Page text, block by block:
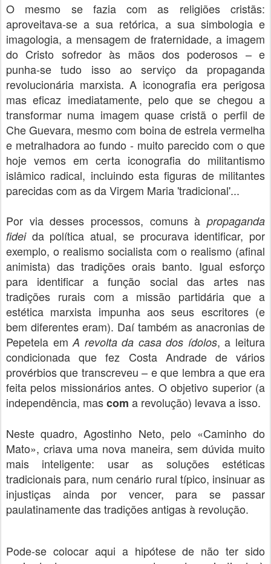
O mesmo se fazia com as religiões cristãs:
aproveitava-se a sua retórica, a sua simbologia e
imagologia, a mensagem de fraternidade, a imagem
do Cristo sofredor às mãos dos poderosos – e
punha-se tudo isso ao serviço da propaganda
revolucionária marxista. A iconografia era perigosa
mas eficaz imediatamente, pelo que se chegou a
transformar numa imagem quase cristã o perfil de
Che Guevara, mesmo com boina de estrela vermelha
e metralhadora ao fundo - muito parecido com o que
hoje vemos em certa iconografia do militantismo
islâmico radical, incluindo esta figuras de militantes
parecidas com as da Virgem Maria 'tradicional'...
Por via desses processos, comuns à propaganda
fideida política atual, se procurava identificar, por
exemplo, o realismo socialista com o realismo (afinal
animista) das tradições orais banto. Igual esforço
para identificar a função social das artes nas
tradições rurais com a missão partidária que a
estética marxista impunha aos seus escritores (e
bem diferentes eram). Daí também as anacronias de
Pepetela emA revolta da casa dos ídolos, a leitura
condicionada que fez Costa Andrade de vários
provérbios que transcreveu – e que lembra a que era
feita pelos missionários antes. O objetivo superior (a
independência, mascom a revolução) levava a isso.
Neste quadro, Agostinho Neto, pelo «Caminho do
Mato», criava uma nova maneira, sem dúvida muito
mais inteligente: usar as soluções estéticas
tradicionais para, num cenário rural típico, insinuar as
injustiças ainda por vencer, para se passar
paulatinamente das tradições antigas à revolução.
Pode-se colocar aqui a hipótese de não ter sido